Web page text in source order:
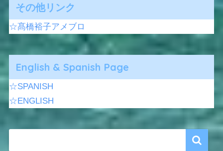
その他リンク
☆髙橋裕子アメブロ
English & Spanish Page
☆SPANISH
☆ENGLISH